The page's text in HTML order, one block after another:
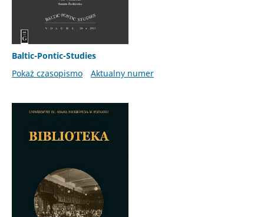
Baltic-Pontic-Studies
Pokaż czasopismo
Aktualny numer